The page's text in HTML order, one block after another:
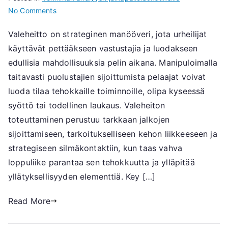
No Commentson
Petos,
Suoritus,
Jatkuvuus
Valeheitto on strateginen manööveri, jota urheilijat
käyttävät pettääkseen vastustajia ja luodakseen
edullisia mahdollisuuksia pelin aikana. Manipuloimalla
taitavasti puolustajien sijoittumista pelaajat voivat
luoda tilaa tehokkaille toiminnoille, olipa kyseessä
syöttö tai todellinen laukaus. Valeheiton
toteuttaminen perustuu tarkkaan jalkojen
sijoittamiseen, tarkoitukselliseen kehon liikkeeseen ja
strategiseen silmäkontaktiin, kun taas vahva
loppuliike parantaa sen tehokkuutta ja ylläpitää
yllätyksellisyyden elementtiä. Key […]
Read More